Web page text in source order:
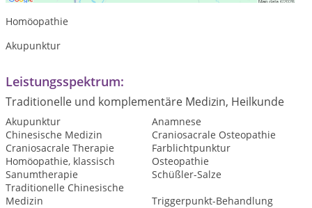
Homöopathie
Akupunktur
Leistungsspektrum:
Traditionelle und komplementäre Medizin, Heilkunde
Akupunktur
Anamnese
Chinesische Medizin
Craniosacrale Osteopathie
Craniosacrale Therapie
Farblichtpunktur
Homöopathie, klassisch
Osteopathie
Sanumtherapie
Schüßler-Salze
Traditionelle Chinesische
Medizin
Triggerpunkt-Behandlung